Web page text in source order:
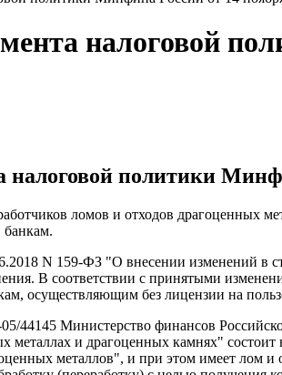
налоговой
политики
ломов и отходов драгоценных
банкам.
N 159-ФЗ "О внесении изменений в
В соответствии с принятыми
осуществляющим без лицензии на
44145 Министерство финансов
и драгоценных камнях" состоит
металлов", и при этом имеет лом и